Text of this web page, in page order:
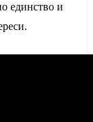
единство и